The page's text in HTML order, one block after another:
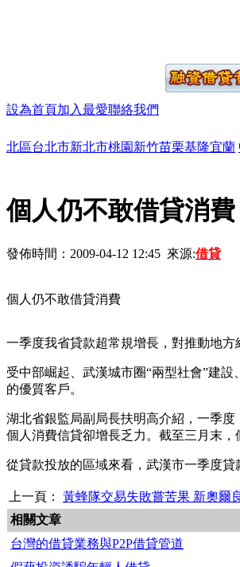
設為首頁加入最愛聯絡我們
北區台北市新北市桃園 新竹苗栗基隆宜蘭
個人仍不敢借貸消費
發佈時間：2009-04-12 12:45 來源:借貸
個人仍不敢借貸消費
一季度我省貸款超常規增長，對推動地
受中部崛起、武漢城市圈“兩型社會”建
的優質客戶。
湖北省銀監局副局長扶明高介紹，一季
個人消費信貸卻增長乏力。截至三月末，
從貸款投放的區域來看，武漢市一季度貸
上一頁： 黃蜂隊交易失敗嘗苦果 新奧爾
相關文章
台灣的借貸業務與P2P借貸管道